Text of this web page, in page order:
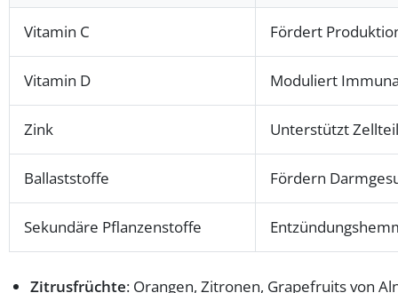
Vitamin C Fördert
Vitamin D Moduliert
Zink Unterstützt
Ballaststoffe Fördern
Sekundäre Pflanzenstoffe
Zitrusfrüchte: Orangen, Zitronen, Grapefruits von